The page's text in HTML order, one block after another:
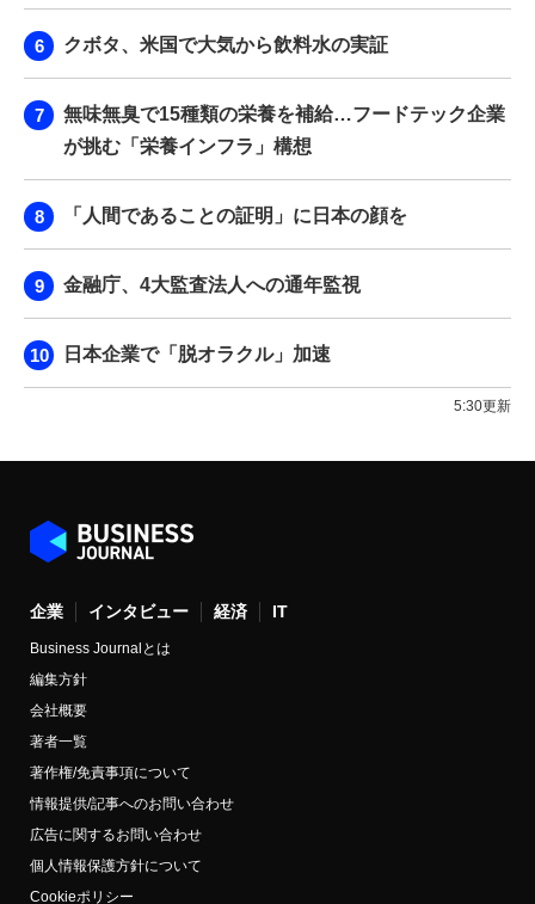
クボタ、米国で大気から飲料水の実証
無味無臭で15種類の栄養を補給…フードテック企業
が挑む「栄養インフラ」構想
「人間であることの証明」に日本の顔を
金融庁、4大監査法人への通年監視
日本企業で「脱オラクル」加速
5:30更新
企業 インタビュー 経済 IT
Business Journalとは
編集方針
会社概要
著者一覧
著作権/免責事項について
情報提供/記事へのお問い合わせ
広告に関するお問い合わせ
個人情報保護方針について
Cookieポリシー